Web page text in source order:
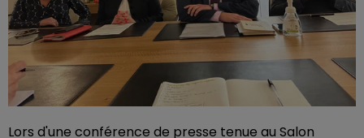
Lors d'une conférence de presse tenue au Salon